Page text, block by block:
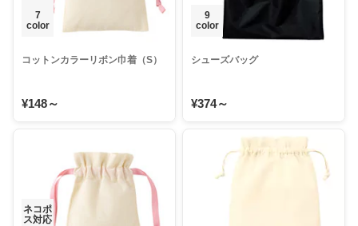
7
color
コットンカラーリボン巾着（S）
¥148～
9
color
シューズバッグ
¥374～
ネコポ
ス対応